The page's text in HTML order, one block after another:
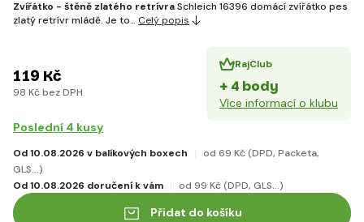
Zvířátko - štěně zlatého retrívraSchleich 16396 domácí zvířátko pes
zlatý retrívr mládě. Je to… Celý popis
119 Kč
98 Kč bez DPH
RajClub
+ 4 body
Více informací o klubu
Poslední 4 kusy
Od 10.08.2026 v balíkových boxech od 69 Kč(DPD, Packeta,
GLS...)
Od 10.08.2026 doručení k vám
od 99 Kč(DPD, GLS...)
Přidat do košíku